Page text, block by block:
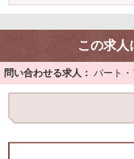
この求人
問い合わせる求人： パート・